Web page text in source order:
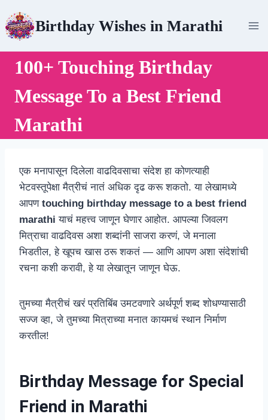
to
content
Birthday Wishes in Marathi
100+ Touching Birthday
Message To a Best Friend
Marathi
एक मनापासून दिलेला वाढदिवसाचा संदेश हा कोणत्याही
भेटवस्तूपेक्षा मैत्रीचं नातं अधिक दृढ करू शकतो. या लेखामध्ये
आपण touching birthday message to a best friend
marathi याचं महत्त्व जाणून घेणार आहोत. आपल्या जिवलग
मित्राचा वाढदिवस अशा शब्दांनी साजरा करणं, जे मनाला
भिडतील, हे खूपच खास ठरू शकतं — आणि आपण अशा संदेशांची
रचना कशी करावी, हे या लेखातून जाणून घेऊ.
तुमच्या मैत्रीचं खरं प्रतिबिंब उमटवणारे अर्थपूर्ण शब्द शोधण्यासाठी
सज्ज व्हा, जे तुमच्या मित्राच्या मनात कायमचं स्थान निर्माण
करतील!
Birthday Message for Special
Friend in Marathi